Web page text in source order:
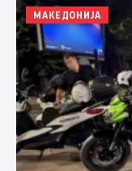
МАКЕДОНИЈА